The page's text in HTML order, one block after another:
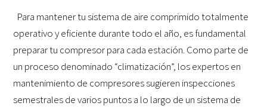
Para mantener tu sistema de aire comprimido totalmente
operativo y eficiente durante todo el año, es fundamental
preparar tu compresor para cada estación. Como parte de
un proceso denominado “climatización”, los expertos en
mantenimiento de compresores sugieren inspecciones
semestrales de varios puntos a lo largo de un sistema de